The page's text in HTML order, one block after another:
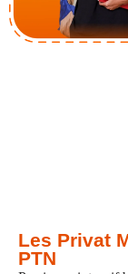
Les Privat
PTN